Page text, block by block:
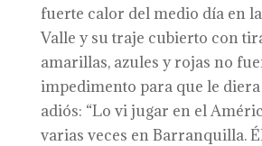
fuerte calor del medio día en
Valle y su traje cubierto con
amarillas, azules y rojas no
impedimento para que le
adiós: “Lo vi jugar en el
varias veces en Barranquilla.